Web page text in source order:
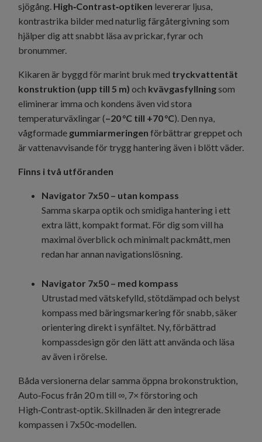
sjögång. High‑Contrast‑optiken levererar ljusa,
kontrastrika bilder med naturlig färgåtergivning som
hjälper dig att snabbt läsa av prickar, fyrar och
bronummer.
Kikaren är byggd för marint bruk med tryckvattentät
konstruktion (upp till 5 m) och kvävgasfyllningsom
eliminerar imma och kondens även vid stora
temperaturväxlingar (–20 °C till +70 °C). Den nya,
vågformade gummiarmeringen förbättrar greppet och
är vattenavvisande för trygg hantering även i blött väder.
Finns i två utföranden
Navigator 7x50 – utan kompass
Samma skarpa optik och smidiga hantering i ett
extra lätt, kompakt format. För dig som vill ha
maximal överblick och minimalt packmått, men
redan har annan navigationslösning.
Navigator 7x50 – med kompass
Utrustad med vätskefylld, stötdämpad och belyst
kompass med bäringsmarkering för snabb, säker
orientering direkt i synfältet. Ny, förbättrad
kompassdesign gör den lätt att använda och läsa
av även i rörelse.
Båda versionerna delar samma öppna brokonstruktion,
Auto‑Focus från 20 m till ∞, 7× förstoring och
High‑Contrast‑optik. Skillnaden är den integrerade
kompassen i 7x50c‑modellen.